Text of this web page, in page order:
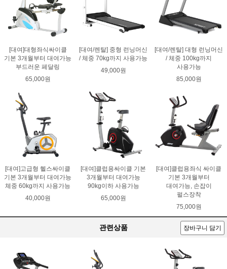
[대여]대형좌식싸이클
기본 3개월부터 대여가능
부드러운 페달링
65,000원
[대여/렌탈] 중형 런닝머신
/ 체중 70kg까지 사용가능
49,000원
[대여/렌탈] 대형 런닝머신
/ 체중 100kg까지
사용가능
85,000원
[대여]고급형 헬스싸이클
기본 3개월부터 대여가능
체중 60kg까지 사용가능
40,000원
[대여]클럽용싸이클 기본
3개월부터 대여가능
90kg이하 사용가능
65,000원
[대여]클럽용좌식 싸이클
기본 3개월부터
대여가능, 손잡이
펄스장착
75,000원
관련상품 장바구니 담기